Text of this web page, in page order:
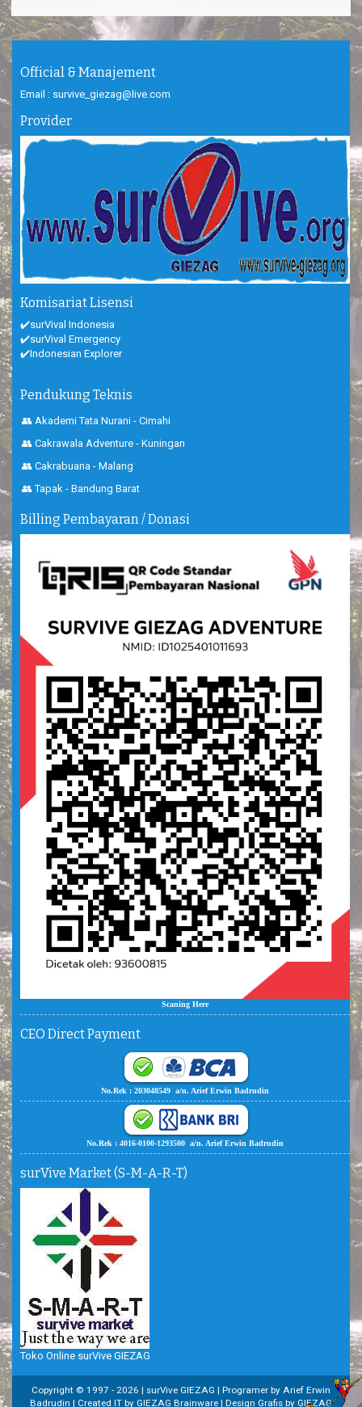
Official & Manajement
Email : survive_giezag@live.com
Provider
Komisariat Lisensi
✔️surVival Indonesia
✔️surVival Emergency
✔️Indonesian Explorer
Pendukung Teknis
👥 Akademi Tata Nurani - Cimahi
👥 Cakrawala Adventure - Kuningan
👥 Cakrabuana - Malang
👥 Tapak - Bandung Barat
Billing Pembayaran / Donasi
Scaning Here
CEO Direct Payment
No.Rek : 203048549 a/n. Arief Erwin Badrudin
No.Rek : 4016-0100-1293500 a/n. Arief Erwin Badrudin
surVive Market (S-M-A-R-T)
Toko Online surVive GIEZAG
Copyright © 1997 - 2026 | surVive GIEZAG | Programer by Arief Erwin
Badrudin | Created IT by GIEZAG Brainware | Design Grafis by GIEZAG